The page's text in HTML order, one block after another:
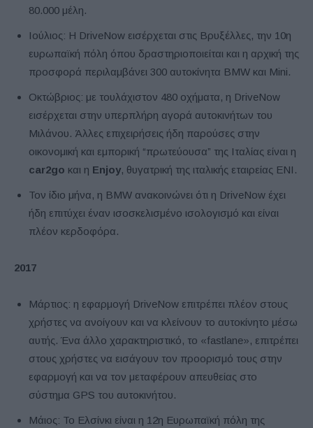
80.000 μέλη.
Ιούλιος: Η DriveNow εισέρχεται στις Βρυξέλλες, την 10η
ευρωπαϊκή πόλη όπου δραστηριοποιείται και η αρχική της
προσφορά περιλαμβάνει 300 αυτοκίνητα BMW και Mini.
Οκτώβριος: με τουλάχιστον 480 οχήματα, η DriveNow
εισέρχεται στην υπερπλήρη αγορά αυτοκινήτων του
Μιλάνου. Άλλες επιχειρήσεις ήδη παρούσες στην
οικονομική και εμπορική “πρωτεύουσα” της Ιταλίας είναι η
car2go και η Enjoy, θυγατρική της ιταλικής εταιρείας ENI.
Τον ίδιο μήνα, η BMW ανακοινώνει ότι η DriveNow έχει
ήδη επιτύχει έναν ισοσκελισμένο ισολογισμό και είναι
πλέον κερδοφόρα.
2017
Μάρτιος: η εφαρμογή DriveNow επιτρέπει πλέον στους
χρήστες να ανοίγουν και να κλείνουν το αυτοκίνητο μέσω
αυτής. Ένα άλλο χαρακτηριστικό, το «fastlane», επιτρέπει
στους χρήστες να εισάγουν τον προορισμό τους στην
εφαρμογή και να τον μεταφέρουν απευθείας στο
σύστημα GPS του αυτοκινήτου.
Μάιος: Το Ελσίνκι είναι η 12η Ευρωπαϊκή πόλη της